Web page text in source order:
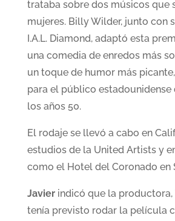
trataba sobre dos músicos que
mujeres. Billy Wilder, junto con
I.A.L. Diamond, adaptó esta
una comedia de enredos más
un toque de humor más
para el público estadounidense
los años 50.
El rodaje se llevó a cabo en
estudios de la United Artists y
como el Hotel del Coronado en
Javierindicó que la productora,
tenía previsto rodar la película